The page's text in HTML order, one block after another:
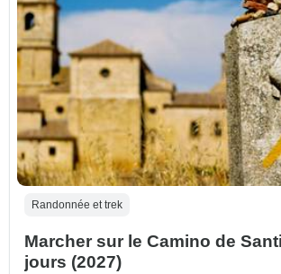
Randonnée et trek
Marcher sur le Camino de
jours (2027)